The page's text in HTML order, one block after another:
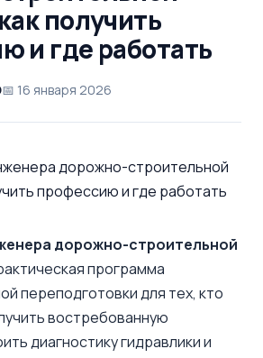
получить
и где работать
16 января 2026
дорожно-строительной
программа
переподготовки для тех, кто
востребованную
диагностику гидравлики и